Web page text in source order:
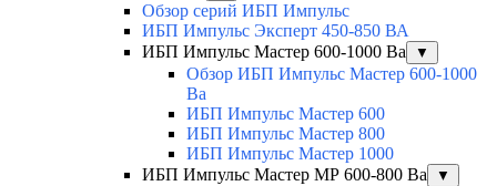
Обзор серий ИБП Импульс
ИБП Импульс Эксперт 450-850 ВА
ИБП Импульс Мастер 600-1000 Ва
▼
Обзор ИБП Импульс Мастер 600-1000
Ва
ИБП Импульс Мастер 600
ИБП Импульс Мастер 800
ИБП Импульс Мастер 1000
ИБП Импульс Мастер МР 600-800 Ва
▼